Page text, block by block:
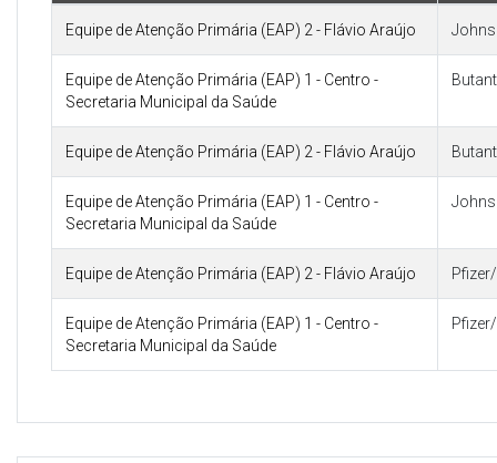
Equipe de Atenção Primária (EAP) 2 - Flávio Araújo
Equipe de Atenção Primária (EAP) 1 - Centro -
Secretaria Municipal da Saúde
Equipe de Atenção Primária (EAP) 2 - Flávio Araújo
Equipe de Atenção Primária (EAP) 1 - Centro -
Secretaria Municipal da Saúde
Equipe de Atenção Primária (EAP) 2 - Flávio Araújo
Equipe de Atenção Primária (EAP) 1 - Centro -
Secretaria Municipal da Saúde